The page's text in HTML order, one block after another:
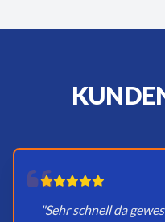
"Sehr schnell da